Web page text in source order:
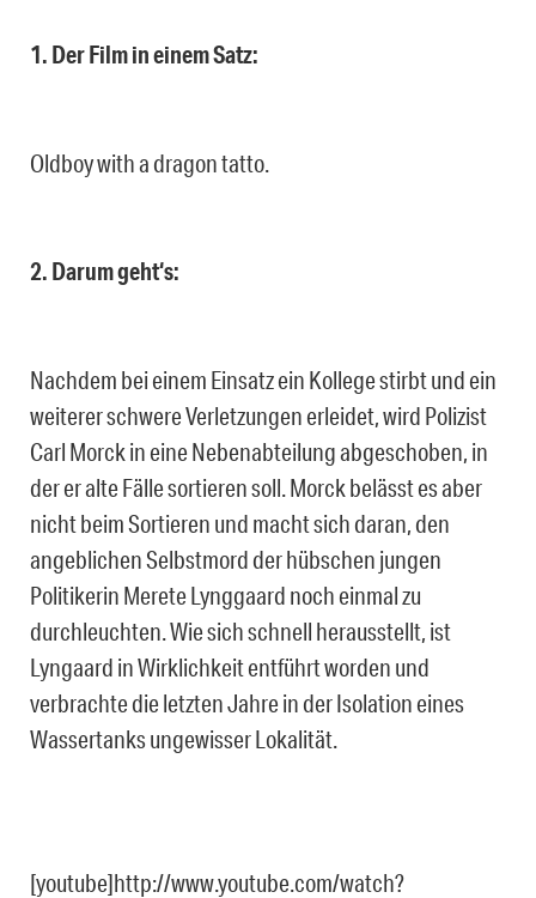
1. Der Film in einem Satz:
Oldboy with a dragon tatto.
2. Darum geht‘s:
Nachdem bei einem Einsatz ein Kollege stirbt und ein
weiterer schwere Verletzungen erleidet, wird Polizist
Carl Morck in eine Nebenabteilung abgeschoben, in
der er alte Fälle sortieren soll. Morck belässt es aber
nicht beim Sortieren und macht sich daran, den
angeblichen Selbstmord der hübschen jungen
Politikerin Merete Lynggaard noch einmal zu
durchleuchten. Wie sich schnell herausstellt, ist
Lyngaard in Wirklichkeit entführt worden und
verbrachte die letzten Jahre in der Isolation eines
Wassertanks ungewisser Lokalität.
[youtube]http://www.youtube.com/watch?